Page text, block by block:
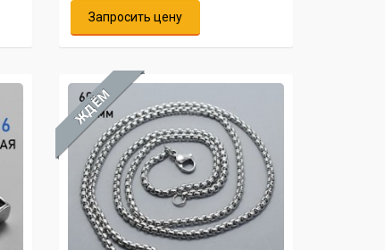
Запросить цену
ЖДЁМ